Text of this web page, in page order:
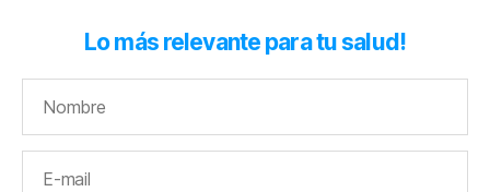
Lo más relevante para tu salud!